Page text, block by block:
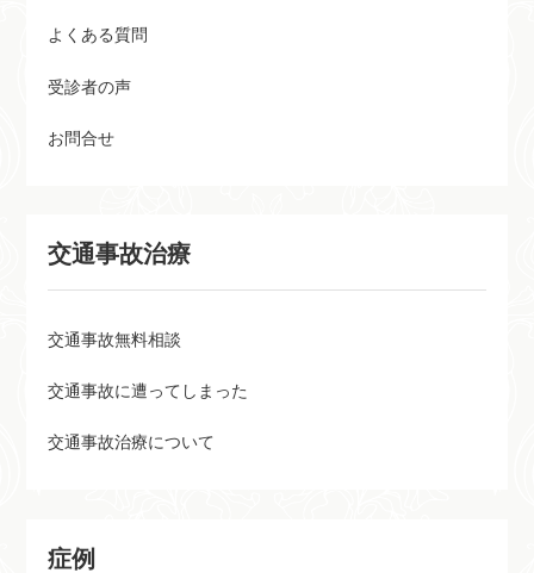
よくある質問
受診者の声
お問合せ
交通事故治療
交通事故無料相談
交通事故に遭ってしまった
交通事故治療について
症例